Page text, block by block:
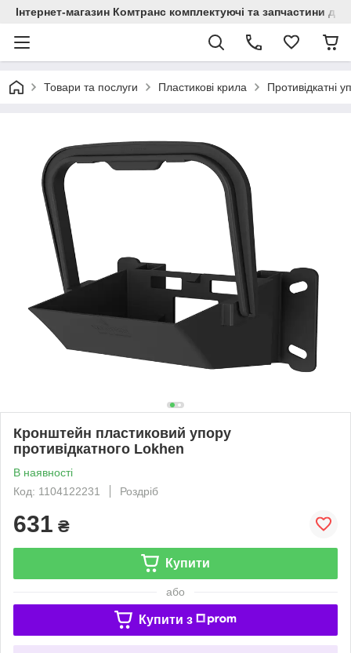
Інтернет-магазин Комтранс комплектуючі та запчастини
Товари та послуги Пластикові крила Противідкатні
Кронштейн пластиковий упору
противідкатного Lokhen
В наявності
Код: 1104122231
Роздріб
631 ₴
Купити
або
Купити з